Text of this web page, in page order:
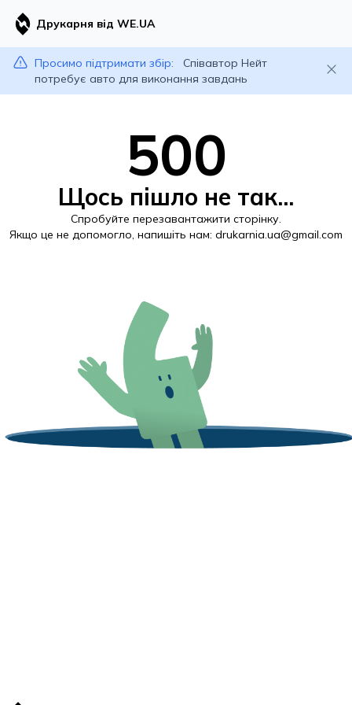
Друкарня від WE.UA
Просимо підтримати збір:
Співавтор Нейт
потребує авто для виконання завдань
500
Щось пішло не так...
Спробуйте перезавантажити сторінку.
Якщо це не допомогло, напишіть нам: drukarnia.ua@gmail.com